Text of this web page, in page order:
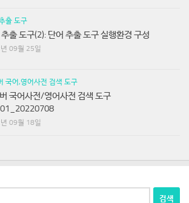
출 도구
출 도구(2): 단어 추출 도구 실행환경 구성
09월 25일
국어,영어사전 검색 도구
국어사전/영어사전 검색 도구
09월 18일